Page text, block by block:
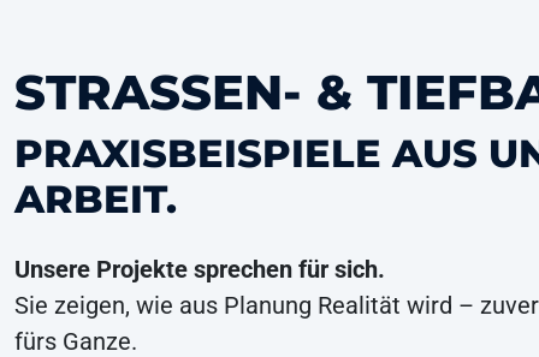
STRASSEN- &
PRAXISBEISPIELE AUS
ARBEIT.
Unsere Projekte sprechen für sich.
Sie zeigen, wie aus Planung Realität wird –
fürs Ganze.